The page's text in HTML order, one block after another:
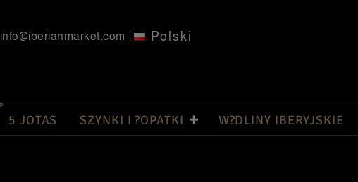
info@iberianmarket.com Polski
5 JOTAS SZYNKI I ?OPATKI W?DLINY IBERYJSKIE